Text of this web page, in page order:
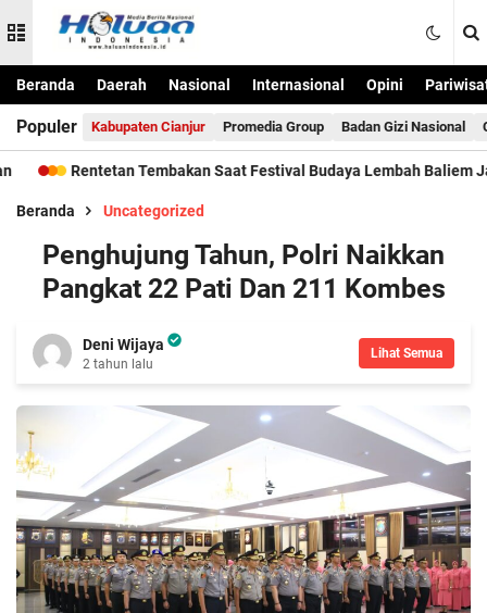
Beranda Daerah Nasional Internasional Opini
Populer Kabupaten Cianjur Promedia Group Badan Gizi Nasional
Rentetan Tembakan Saat Festival Budaya Lembah Baliem
Beranda Uncategorized
Penghujung Tahun, Polri Naikkan
Pangkat 22 Pati Dan 211 Kombes
Deni Wijaya
2 tahun lalu
Lihat Semua